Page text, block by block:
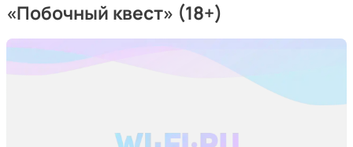
«Побочный квест» (18+)